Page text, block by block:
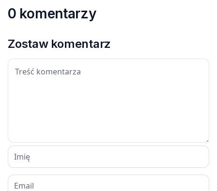
0 komentarzy
Zostaw komentarz